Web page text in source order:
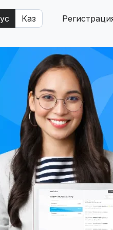
Каз